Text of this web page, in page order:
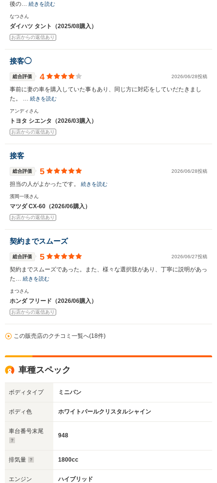
後の… 続きを読む
なつさん
ダイハツ タント（2025/08購入）
お店からの返信あり
接客◯
総合評価 4 2026/06/28投稿
事前に妻の車を購入していた事もあり、同じ方に対応をしていだたきまし
た。 … 続きを読む
アンディさん
トヨタ シエンタ（2026/03購入）
お店からの返信あり
接客
総合評価 5 2026/06/28投稿
担当の人がよかったです。 続きを読む
濱岡一瑛さん
マツダ CX-60（2026/06購入）
お店からの返信あり
契約までスムーズ
総合評価 5 2026/06/27投稿
契約までスムーズであった。また、様々な選択肢があり、丁寧に説明があっ
た… 続きを読む
まつさん
ホンダ フリード（2026/06購入）
お店からの返信あり
この販売店のクチコミ一覧へ(18件)
車種スペック
ボディタイプ ミニバン
ボディ色 ホワイトパールクリスタルシャイン
車台番号末尾
948
排気量 1800cc
エンジン ハイブリッド